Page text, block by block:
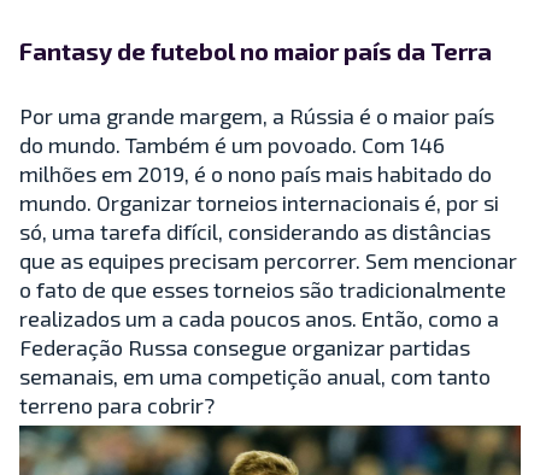
Fantasy de futebol no maior país da Terra
Por uma grande margem, a Rússia é o maior país
do mundo. Também é um povoado. Com 146
milhões em 2019, é o nono país mais habitado do
mundo. Organizar torneios internacionais é, por si
só, uma tarefa difícil, considerando as distâncias
que as equipes precisam percorrer. Sem mencionar
o fato de que esses torneios são tradicionalmente
realizados um a cada poucos anos. Então, como a
Federação Russa consegue organizar partidas
semanais, em uma competição anual, com tanto
terreno para cobrir?